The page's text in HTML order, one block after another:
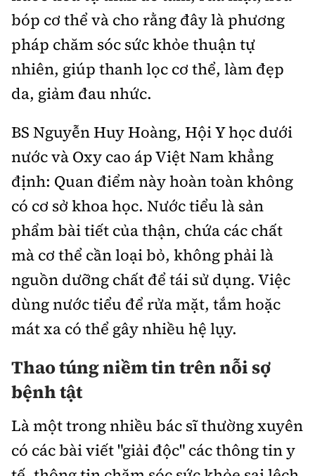
bóp cơ thể và cho rằng đây là phương
pháp chăm sóc sức khỏe thuận tự
nhiên, giúp thanh lọc cơ thể, làm đẹp
da, giảm đau nhức.
BS Nguyễn Huy Hoàng, Hội Y học dưới
nước và Oxy cao áp Việt Nam khẳng
định: Quan điểm này hoàn toàn không
có cơ sở khoa học. Nước tiểu là sản
phẩm bài tiết của thận, chứa các chất
mà cơ thể cần loại bỏ, không phải là
nguồn dưỡng chất để tái sử dụng. Việc
dùng nước tiểu để rửa mặt, tắm hoặc
mát xa có thể gây nhiều hệ lụy.
Thao túng niềm tin trên nỗi sợ
bệnh tật
Là một trong nhiều bác sĩ thường xuyên
có các bài viết "giải độc" các thông tin y